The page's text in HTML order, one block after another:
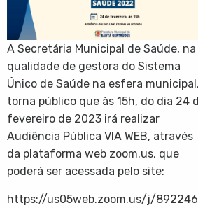
A Secretária Municipal de Saúde, na
qualidade de gestora do Sistema
Único de Saúde na esfera municipal,
torna público que às 15h, do dia 24
fevereiro de 2023 irá realizar
Audiência Pública VIA WEB, através
da plataforma web zoom.us, que
poderá ser acessada pelo site:
https://us05web.zoom.us/j/